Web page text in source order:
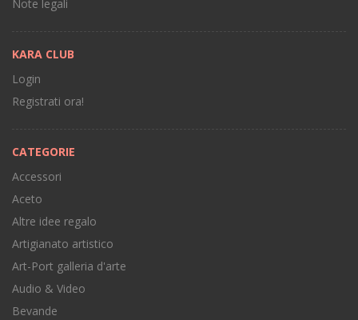
Note legali
KARA CLUB
Login
Registrati ora!
CATEGORIE
Accessori
Aceto
Altre idee regalo
Artigianato artistico
Art-Port galleria d'arte
Audio & Video
Bevande